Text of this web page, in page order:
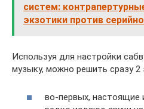
систем:
экзотики против
Используя для настройки
музыку, можно решить сразу 2
во-первых, настоящие